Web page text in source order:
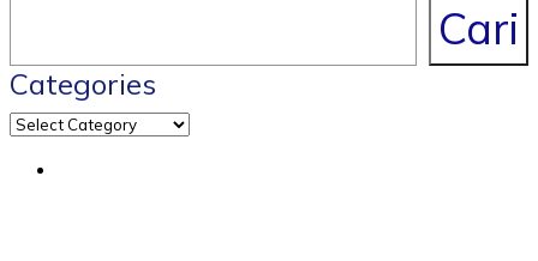
Cari
Categories